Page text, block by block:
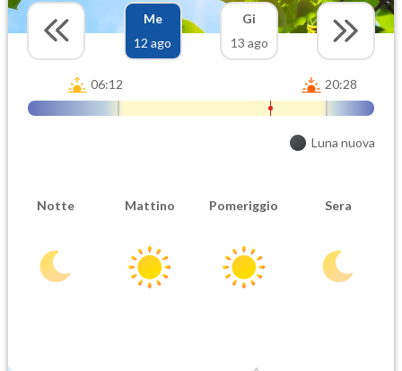
Me
12 ago
Gi
13 ago
06:12 20:28
Luna nuova
Notte Mattino Pomeriggio Sera